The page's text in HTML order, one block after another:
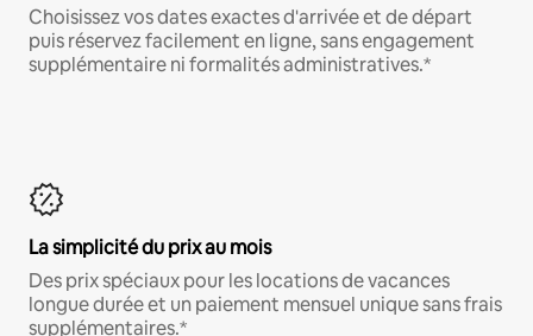
Choisissez vos dates exactes d'arrivée et de départ
puis réservez facilement en ligne, sans engagement
supplémentaire ni formalités administratives.*
La simplicité du prix au mois
Des prix spéciaux pour les locations de vacances
longue durée et un paiement mensuel unique sans frais
supplémentaires.*